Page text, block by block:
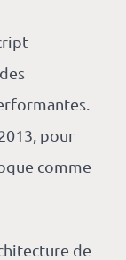
pour
comme
de